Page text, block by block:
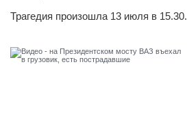
Трагедия произошла 13 июля в 15.30.